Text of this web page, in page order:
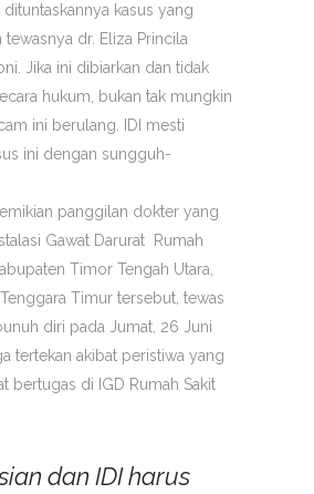
kasus yang
dr. Eliza Princila
Jika ini dibiarkan dan tidak
hukum, bukan tak mungkin
ini berulang. IDI mesti
ini dengan sungguh-
panggilan dokter yang
Gawat Darurat Rumah
Timor Tengah Utara,
Timur tersebut, tewas
diri pada Jumat, 26 Juni
tertekan akibat peristiwa yang
bertugas di IGD Rumah Sakit
dan IDI harus